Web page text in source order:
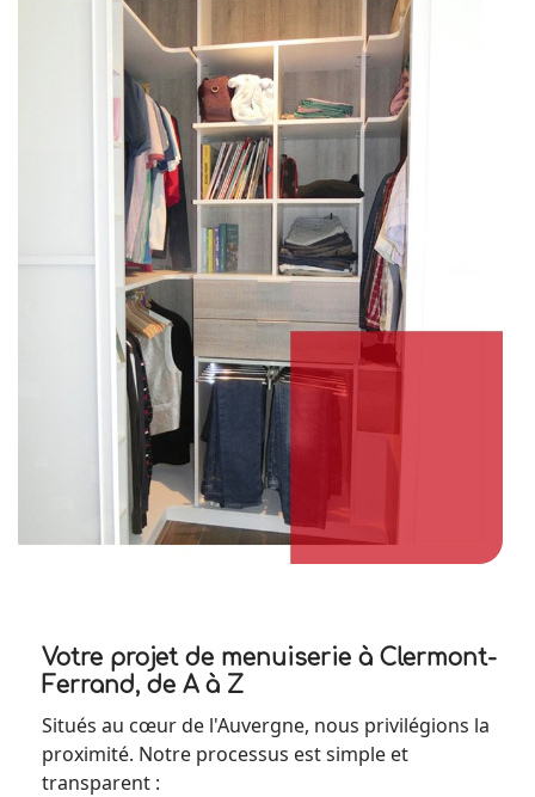
Votre projet de menuiserie à Clermont-
Ferrand, de A à Z
Situés au cœur de l'Auvergne, nous privilégions la
proximité. Notre processus est simple et
transparent :